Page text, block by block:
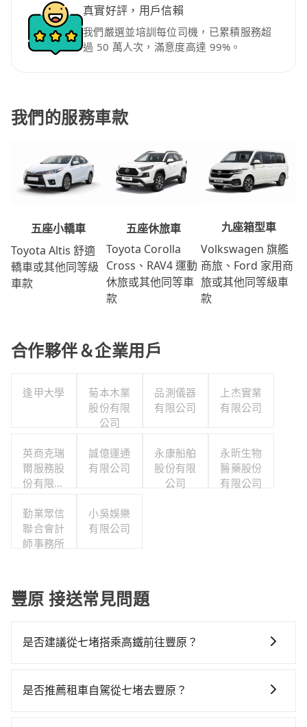
真實好評，用戶信賴
我們嚴選並培訓每位司機，已累積服務超
過 50 萬人次，滿意度高達 99%。
我們的服務車款
五座小轎車
Toyota Altis 舒適
轎車或其他同等級
車款
五座休旅車
Toyota Corolla
Cross、RAV4 運動
休旅或其他同等車
款
九座箱型車
Volkswagen 旗艦
商旅、Ford 家用商
旅或其他同等級車
款
合作夥伴＆企業用戶
逢甲大學
菊本木業
股份有限
公司
品測儀器
有限公司
上杰實業
有限公司
英商克瑞
爾服務股
份有限公
公司
誠億運通
有限公司
永康船舶
股份有限
公司
永昕生物
醫藥股份
有限公司
勤業眾信
聯合會計
師事務所
小吳娛樂
有限公司
豐原 接送常見問題
是否建議從七堵搭乘高鐵前往豐原？
06:15一直到22:50，南港-台中一天最多有101班次高鐵
是否推薦租車自駕從七堵去豐原？